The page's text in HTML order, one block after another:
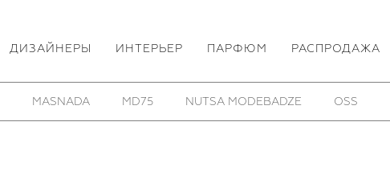
ДИЗАЙНЕРЫ ИНТЕРЬЕР ПАРФЮМ РАСПРОДАЖА
MASNADA MD75 NUTSA MODEBADZE OSS